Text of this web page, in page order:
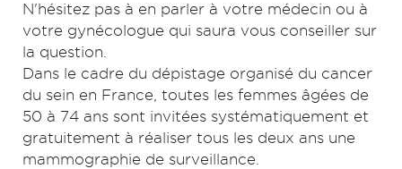
N'hésitez pas à en parler à votre médecin ou à
votre gynécologue qui saura vous conseiller sur
la question.
Dans le cadre du dépistage organisé du cancer
du sein en France, toutes les femmes âgées de
50 à 74 ans sont invitées systématiquement et
gratuitement à réaliser tous les deux ans une
mammographie de surveillance.